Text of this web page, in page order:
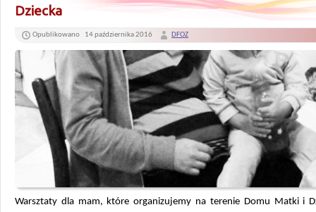
Dziecka
Opublikowano 14 października 2016 DFOZ
Warsztaty dla mam, które organizujemy na terenie Domu Matki i